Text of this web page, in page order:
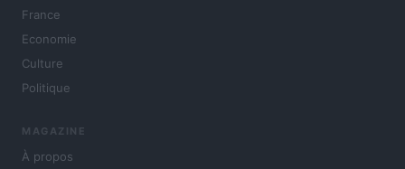
France
Economie
Culture
Politique
MAGAZINE
À propos